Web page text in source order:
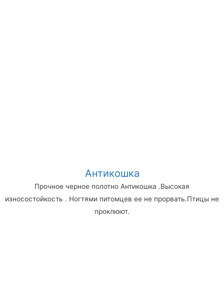
Антикошка
Прочное черное полотно Антикошка .Высокая
износостойкость . Ногтями питомцев ее не прорвать.Птицы не
проклюют.